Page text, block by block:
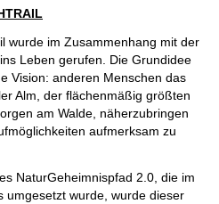
wurde im Zusammenhang mit der
Leben gerufen. Die Grundidee
Vision: anderen Menschen das
Alm, der flächenmäßig größten
am Walde, näherzubringen
aufmerksam zu
NaturGeheimnispfad 2.0, die im
umgesetzt wurde, wurde dieser